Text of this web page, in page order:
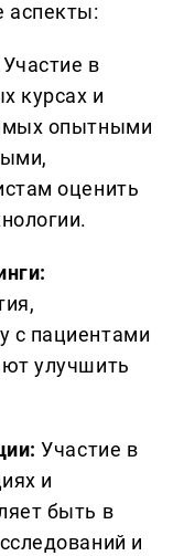
аспекты:
Участие в
курсах и
опытными
оценить
с пациентами
улучшить
Участие в
и
быть в
и